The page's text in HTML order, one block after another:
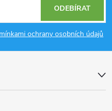
ochrany osobních údajů
ODEBÍRAT